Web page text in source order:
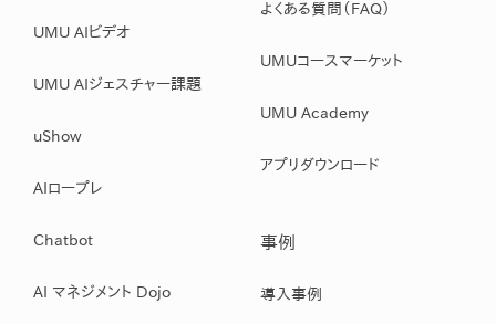
UMU AIビデオ
UMU AIジェスチャー課題
uShow
AIロープレ
Chatbot
AI マネジメント Dojo
よくある質問（FAQ）
UMUコースマーケット
UMU Academy
アプリダウンロード
事例
導入事例